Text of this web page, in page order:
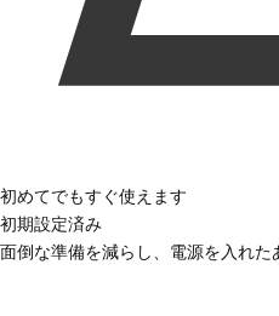
初めてでもすぐ使えます
初期設定済み
面倒な準備を減らし、電源を入れ